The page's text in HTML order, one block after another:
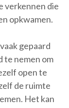
verkennen die
opkwamen.
gepaard
te nemen om
open te
de ruimte
Het kan